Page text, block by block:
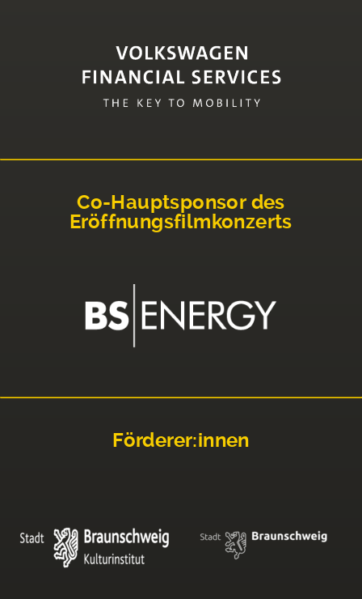
Co-Hauptsponsor des
Eröffnungsfilmkonzerts
Förderer:innen